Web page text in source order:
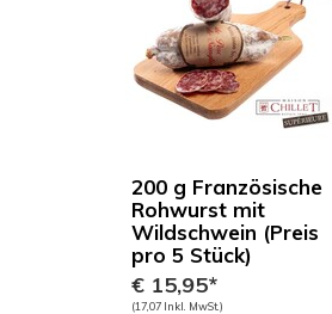
200 g Französische
Rohwurst mit
Wildschwein (Preis
pro 5 Stück)
€ 15,95*
(17,07 Inkl. MwSt.)